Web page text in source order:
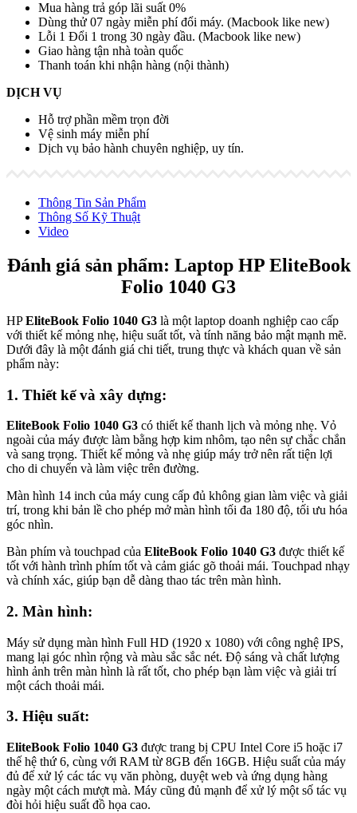
Mua hàng trả góp lãi suất 0%
Dùng thử 07 ngày miễn phí đổi máy. (Macbook like new)
Lỗi 1 Đổi 1 trong 30 ngày đầu. (Macbook like new)
Giao hàng tận nhà toàn quốc
Thanh toán khi nhận hàng (nội thành)
DỊCH VỤ
Hỗ trợ phần mềm trọn đời
Vệ sinh máy miễn phí
Dịch vụ bảo hành chuyên nghiệp, uy tín.
Thông Tin Sản Phẩm
Thông Số Kỹ Thuật
Video
Đánh giá sản phẩm: Laptop HP EliteBook
Folio 1040 G3
HPEliteBook Folio 1040 G3 là một laptop doanh nghiệp cao cấp
với thiết kế mỏng nhẹ, hiệu suất tốt, và tính năng bảo mật mạnh mẽ.
Dưới đây là một đánh giá chi tiết, trung thực và khách quan về sản
phẩm này:
1. Thiết kế và xây dựng:
EliteBook Folio 1040 G3 có thiết kế thanh lịch và mỏng nhẹ. Vỏ
ngoài của máy được làm bằng hợp kim nhôm, tạo nên sự chắc chắn
và sang trọng. Thiết kế mỏng và nhẹ giúp máy trở nên rất tiện lợi
cho di chuyển và làm việc trên đường.
Màn hình 14 inch của máy cung cấp đủ không gian làm việc và giải
trí, trong khi bản lề cho phép mở màn hình tối đa 180 độ, tối ưu hóa
góc nhìn.
Bàn phím và touchpad của EliteBook Folio 1040 G3 được thiết kế
tốt với hành trình phím tốt và cảm giác gõ thoải mái. Touchpad nhạy
và chính xác, giúp bạn dễ dàng thao tác trên màn hình.
2. Màn hình:
Máy sử dụng màn hình Full HD (1920 x 1080) với công nghệ IPS,
mang lại góc nhìn rộng và màu sắc sắc nét. Độ sáng và chất lượng
hình ảnh trên màn hình là rất tốt, cho phép bạn làm việc và giải trí
một cách thoải mái.
3. Hiệu suất:
EliteBook Folio 1040 G3 được trang bị CPU Intel Core i5 hoặc i7
thế hệ thứ 6, cùng với RAM từ 8GB đến 16GB. Hiệu suất của máy
đủ để xử lý các tác vụ văn phòng, duyệt web và ứng dụng hàng
ngày một cách mượt mà. Máy cũng đủ mạnh để xử lý một số tác vụ
đòi hỏi hiệu suất đồ họa cao.